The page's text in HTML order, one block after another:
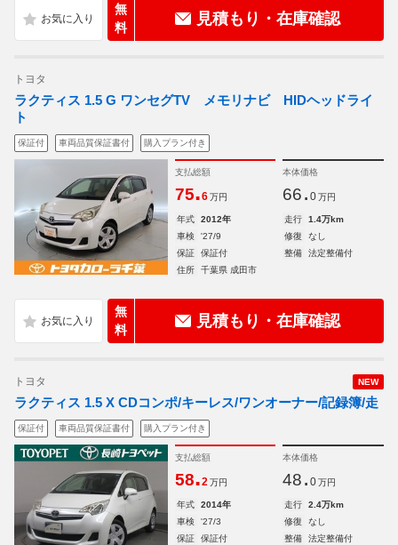
無
料
見積もり・在庫確認
トヨタ
ラクティス 1.5 G ワンセグTV メモリナビ HIDヘッドライ
ト
保証付 車両品質保証書付 購入プラン付き
支払総額
75.6 万円
本体価格
66. 0 万円
年式 2012年 走行
1.4万km
車検
'27/9 修復
なし
保証
保証付 整備
法定整備付
住所
千葉県 成田市
無
料
見積もり・在庫確認
NEW
トヨタ
ラクティス 1.5 X CDコンポ/キーレス/ワンオーナー/記録簿/走
保証付 車両品質保証書付 購入プラン付き
支払総額
58.2 万円
本体価格
48. 0 万円
年式 2014年 走行
2.4万km
車検
'27/3 修復
なし
保証
保証付 整備
法定整備付